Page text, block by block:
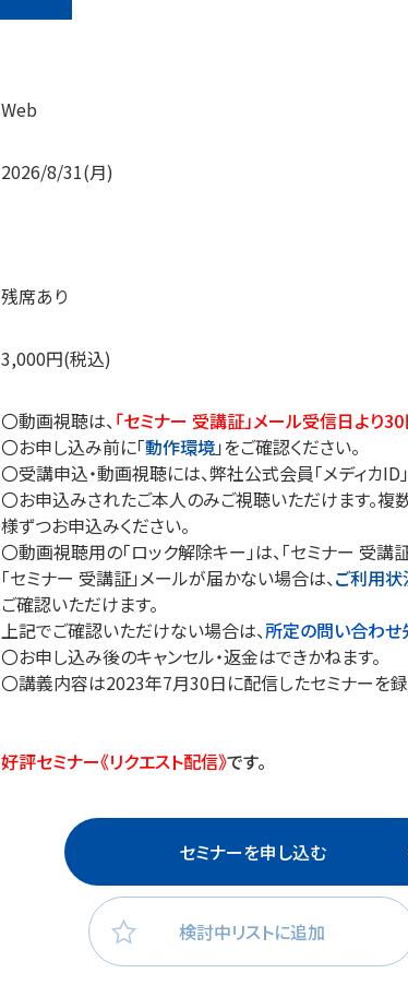
Web
2026/8/31(月)
残席あり
3,000円(税込)
〇動画視聴は、「セミナー 受講証」メール受信日より
〇お申し込み前に「動作環境」をご確認ください。
〇受講申込・動画視聴には、弊社公式会員「メディカID
〇お申込みされたご本人のみご視聴いただけます。
様ずつお申込みください。
〇動画視聴用の「ロック解除キー」は、「セミナー 受講
「セミナー 受講証」メールが届かない場合は、ご利用
ご確認いただけます。
上記でご確認いただけない場合は、所定の問い合わせ
〇お申し込み後のキャンセル・返金はできかねます。
〇講義内容は2023年7月30日に配信したセミナーを録
好評セミナー《リクエスト配信》です。
セミナーを申し込む
検討中リストに追加